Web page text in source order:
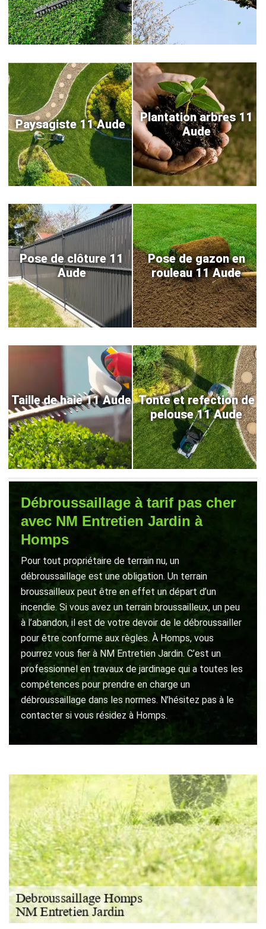
Paysagiste 11 Aude
Plantation arbres 11
Aude
Pose de clôture 11
Aude
Pose de gazon en
rouleau 11 Aude
Taille de haie 11 Aude Tonte et refection de
pelouse 11 Aude
Débroussaillage à tarif pas cher
avec NM Entretien Jardin à
Homps
Pour tout propriétaire de terrain nu, un
débroussaillage est une obligation. Un terrain
broussailleux peut être en effet un départ d’un
incendie. Si vous avez un terrain broussailleux, un peu
à l’abandon, il est de votre devoir de le débroussailler
pour être conforme aux règles. À Homps, vous
pourrez vous fier à NM Entretien Jardin. C’est un
professionnel en travaux de jardinage qui a toutes les
compétences pour prendre en charge un
débroussaillage dans les normes. N’hésitez pas à le
contacter si vous résidez à Homps.